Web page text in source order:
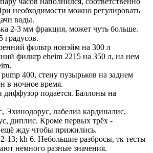
необходимости можно регулировать
воды.
2-3 мм фракция, может чуть больше.
градусов.
фильтр нонэйм на 300 л
фильтр eheim 2215 на 350 л, на нем
400, стену пузырьков на заднем
в ночное время.
диффузор подается. Баллоны на
Эхинодорус, лабелиа кардиналис,
диплис. Кроме первых трёх -
жду чтобы прижились.
13; kh 6. Небольшие разбросы, тк тесты
немного разные значения.